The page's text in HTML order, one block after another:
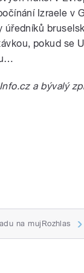
Izraele v
úředníků
pokud se
a bývalý
na mujRozhlas